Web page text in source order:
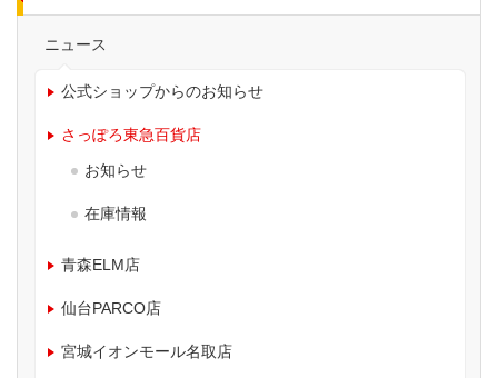
ニュース
公式ショップからのお知らせ
さっぽろ東急百貨店
お知らせ
在庫情報
青森ELM店
仙台PARCO店
宮城イオンモール名取店